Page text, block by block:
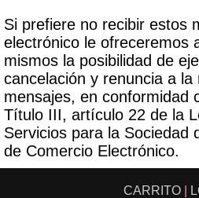
Si prefiere no recibir estos
electrónico le ofreceremos
mismos la posibilidad de
cancelación y renuncia a
mensajes, en conformidad
Título III, artículo 22 de la
Servicios para la Sociedad
de Comercio Electrónico.
CARRITO